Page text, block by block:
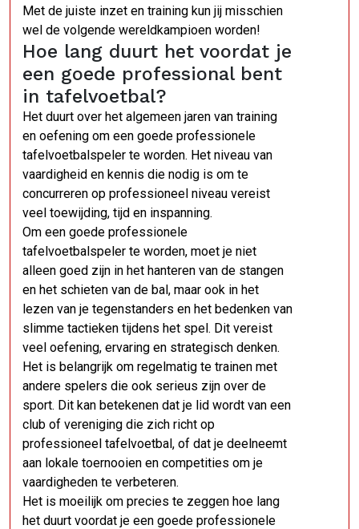
Met de juiste inzet en training kun jij misschien
wel de volgende wereldkampioen worden!
Hoe lang duurt het voordat je
een goede professional bent
in tafelvoetbal?
Het duurt over het algemeen jaren van training
en oefening om een goede professionele
tafelvoetbalspeler te worden. Het niveau van
vaardigheid en kennis die nodig is om te
concurreren op professioneel niveau vereist
veel toewijding, tijd en inspanning.
Om een goede professionele
tafelvoetbalspeler te worden, moet je niet
alleen goed zijn in het hanteren van de stangen
en het schieten van de bal, maar ook in het
lezen van je tegenstanders en het bedenken van
slimme tactieken tijdens het spel. Dit vereist
veel oefening, ervaring en strategisch denken.
Het is belangrijk om regelmatig te trainen met
andere spelers die ook serieus zijn over de
sport. Dit kan betekenen dat je lid wordt van een
club of vereniging die zich richt op
professioneel tafelvoetbal, of dat je deelneemt
aan lokale toernooien en competities om je
vaardigheden te verbeteren.
Het is moeilijk om precies te zeggen hoe lang
het duurt voordat je een goede professionele